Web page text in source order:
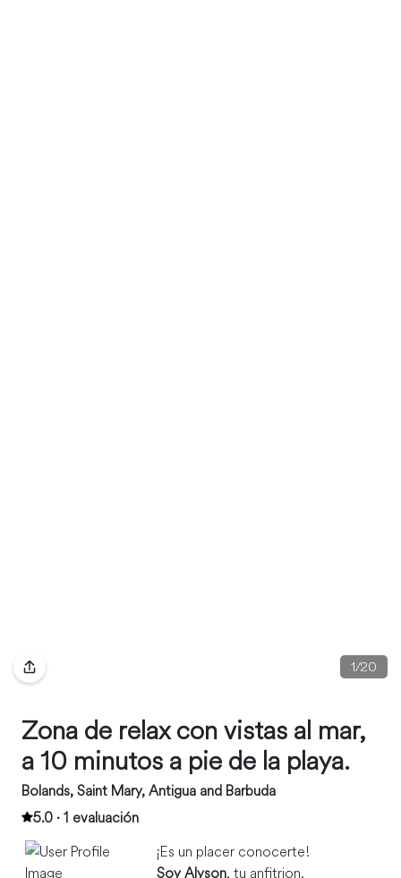
1/20
Zona de relax con vistas al mar,
a 10 minutos a pie de la playa.
Bolands, Saint Mary, Antigua and Barbuda
5.0 · 1 evaluación
¡Es un placer conocerte!
Soy Alyson, tu anfitrion.